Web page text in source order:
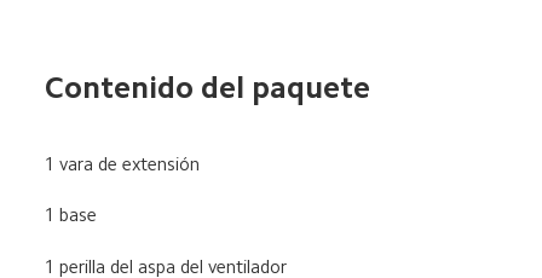
Contenido del paquete
1 vara de extensión
1 base
1 perilla del aspa del ventilador